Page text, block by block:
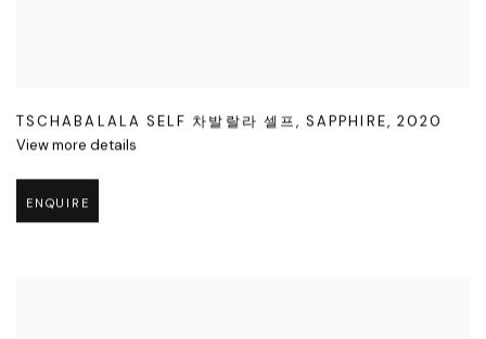
TSCHABALALA SELF 차발랄라 셀프, SAPPHIRE, 2020
View more details
ENQUIRE